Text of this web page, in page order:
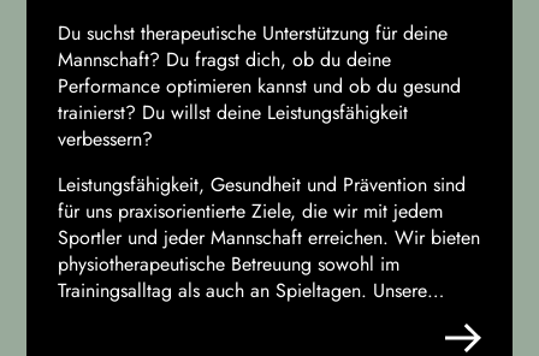
Du suchst therapeutische Unterstützung für deine
Mannschaft? Du fragst dich, ob du deine
Performance optimieren kannst und ob du gesund
trainierst? Du willst deine Leistungsfähigkeit
verbessern?
Leistungsfähigkeit, Gesundheit und Prävention sind
für uns praxisorientierte Ziele, die wir mit jedem
Sportler und jeder Mannschaft erreichen. Wir bieten
physiotherapeutische Betreuung sowohl im
Trainingsalltag als auch an Spieltagen. Unsere